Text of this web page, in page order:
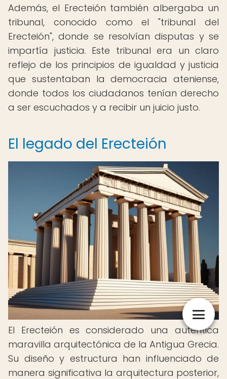
Además, el Erecteión también albergaba un
tribunal, conocido como el "tribunal del
Erecteión", donde se resolvían disputas y se
impartía justicia. Este tribunal era un claro
reflejo de los principios de igualdad y justicia
que sustentaban la democracia ateniense,
donde todos los ciudadanos tenían derecho
a ser escuchados y a recibir un juicio justo.
El legado del Erecteión
El Erecteión es considerado una auténtica
maravilla arquitectónica de la Antigua Grecia.
Su diseño y estructura han influenciado de
manera significativa la arquitectura posterior,